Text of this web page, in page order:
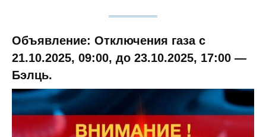
Объявление: Отключения газа с
21.10.2025, 09:00, до 23.10.2025, 17:00 —
Бэлць.